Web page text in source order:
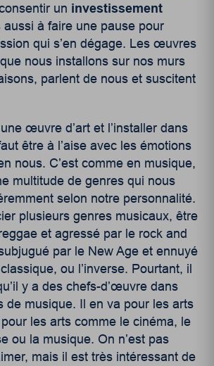
un investissement
aussi à faire une pause pour
qui s’en dégage. Les œuvres
nous installons sur nos murs
parlent de nous et suscitent
œuvre d’art et l’installer dans
être à l’aise avec les émotions
nous. C’est comme en musique,
multitude de genres qui nous
selon notre personnalité.
plusieurs genres musicaux, être
et agressé par le rock and
par le New Age et ennuyé
ou l’inverse. Pourtant, il
y a des chefs-d’œuvre dans
de musique. Il en va pour les arts
les arts comme le cinéma, le
ou la musique. On n’est pas
mais il est très intéressant de